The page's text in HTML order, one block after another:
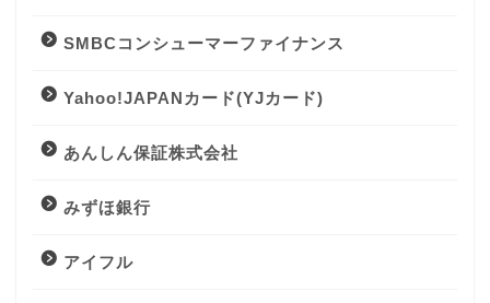
SMBCコンシューマーファイナンス
Yahoo!JAPANカード(YJカード)
あんしん保証株式会社
みずほ銀行
アイフル